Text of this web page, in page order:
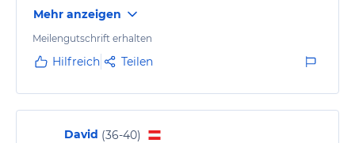
Mehr anzeigen
Meilengutschrift erhalten
Hilfreich Teilen
David (36-40)